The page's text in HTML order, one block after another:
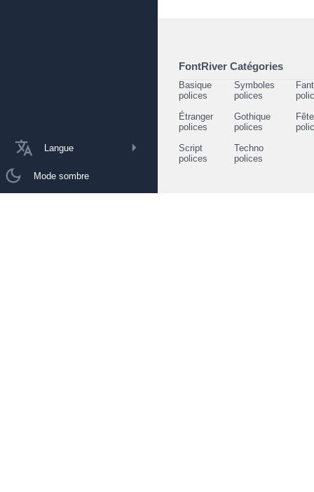
Langue
Mode sombre
FontRiver Catégories
Basique
polices
Symboles
polices
Étranger
polices
Gothique
polices
Script
polices
Techno
polices